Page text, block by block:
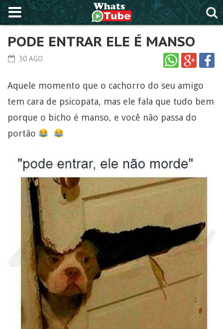
PODE ENTRAR ELE É MANSO
30 AGO
Aquele momento que o cachorro do seu amigo
tem cara de psicopata, mas ele fala que tudo bem
porque o bicho é manso, e você não passa do
portão